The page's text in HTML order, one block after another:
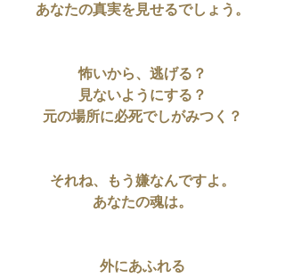
あなたの真実を見せるでしょう。
怖いから、逃げる？
見ないようにする？
元の場所に必死でしがみつく？
それね、もう嫌なんですよ。
あなたの魂は。
外にあふれる